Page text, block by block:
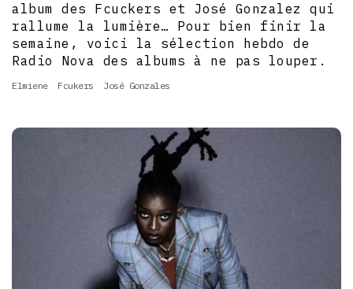
album des Fcuckers et José Gonzalez qui
rallume la lumière… Pour bien finir la
semaine, voici la sélection hebdo de
Radio Nova des albums à ne pas louper.
Elmiene Fcukers José Gonzales